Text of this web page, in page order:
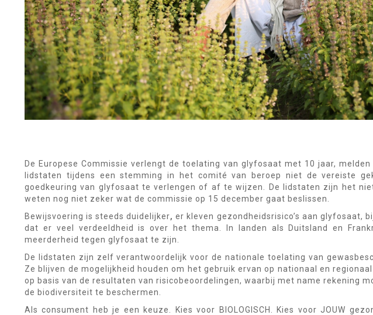
De Europese Commissie verlengt de toelating van glyfosaat met 10 jaar,
lidstaten tijdens een stemming in het comité van beroep niet de vereiste
goedkeuring van glyfosaat te verlengen of af te wijzen. De lidstaten zijn het
weten nog niet zeker wat de commissie op 15 december gaat beslissen.
Bewijsvoering is steeds duidelijker,er kleven gezondheidsrisico’s aan glyfosaat,
dat er veel verdeeldheid is over het thema. In landen als Duitsland en
meerderheid tegen glyfosaat te zijn.
De lidstaten zijn zelf verantwoordelijk voor de nationale toelating van
Ze blijven de mogelijkheid houden om het gebruik ervan op nationaal en
op basis van de resultaten van risicobeoordelingen, waarbij met name rekening
de biodiversiteit te beschermen.
Als consument heb je een keuze. Kies voor BIOLOGISCH. Kies voor JOUW